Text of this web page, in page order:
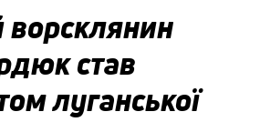
став
луганської